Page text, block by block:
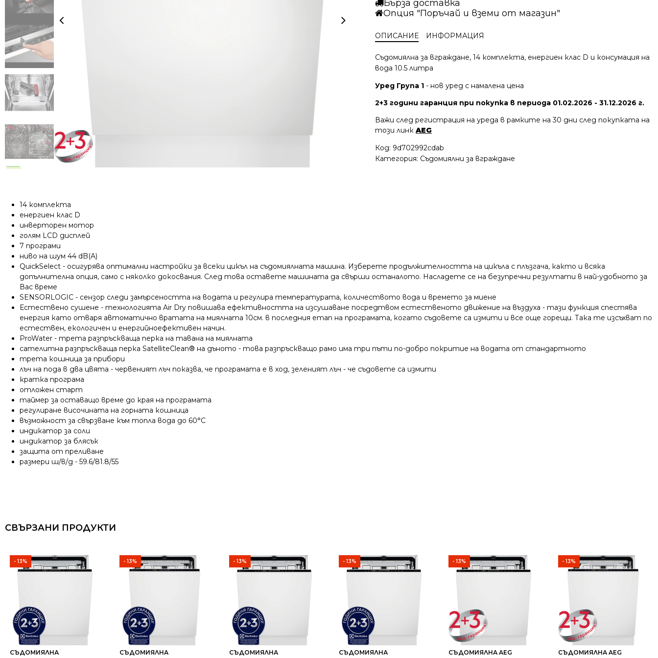
Бърза доставка
Опция "Поръчай и вземи от магазин"
ОПИСАНИЕ ИНФОРМАЦИЯ
Съдомиялна за вграждане, 14 комплекта, енергиен клас D и консумация на
вода 10.5 литра
Уред Група 1 - нов уред с намалена цена
2+3 години гаранция при покупка в периода 01.02.2026 - 31.12.2026 г.
Важи след регистрация на уреда в рамките на 30 дни след покупката на
този линк AEG
Код: 9d702992cdab
Категория: Съдомиялни за вграждане
14 комплекта
енергиен клас D
инверторен мотор
голям LCD дисплей
7 програми
ниво на шум 44 dB(A)
QuickSelect - осигурява оптимални настройки за всеки цикъл на съдомиялната машина. Изберете продължителността на цикъла с плъзгача, както и всяка
допълнителна опция, само с няколко докосвания. След това оставете машината да свърши останалото. Насладете се на безупречни резултати в най-удобното за
Вас време
SENSORLOGIC - сензор следи замърсеността на водата и регулира температурата, количеството вода и времето за миене
Естествено сушене - технологията Air Dry повишава ефективността на изсушаване посредтвом естественото движение на въздуха - тази функция спестява
енергия като отваря автоматично вратата на миялната 10см. в последния етап на програмата, когато съдовете са измити и все още горещи. Така те изсъхват по
естествен, екологичен и енергийноефективен начин.
ProWater - трета разпръскваща перка на тавана на миялната
сателитна разпръскваща перка SatelliteClean® на дъното - това разпръскващо рамо има три пъти по-добро покритие на водата от стандартното
трета кошница за прибори
лъч на пода в два цвята - червеният лъч показва, че програмата е в ход, зеленият лъч - че съдовете са измити
кратка програма
отложен старт
таймер за оставащо време до края на програмата
регулиране височината на горната кошница
възможност за свързване към топла вода до 60°C
индикатор за соли
индикатор за блясък
защита от преливане
размери ш/в/д - 59.6/81.8/55
СВЪРЗАНИ ПРОДУКТИ
- 13%
СЪДОМИЯЛНА
- 13%
СЪДОМИЯЛНА
- 13%
СЪДОМИЯЛНА
- 13%
СЪДОМИЯЛНА
- 13%
СЪДОМИЯЛНА AEG
- 13%
СЪДОМИЯЛНА AEG